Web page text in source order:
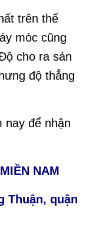
trên thế
móc cũng
cho ra sản
độ thẳng
nay để nhận
NAM
Thuận, quận